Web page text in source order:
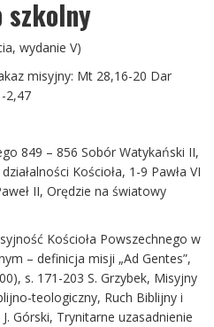
wydanie V)
misyjny: Mt 28,16-20 Dar
2,47
849 – 856 Sobór Watykański II,
Kościoła, 1-9 Pawła VI
II, Orędzie na światowy
Kościoła Powszechnego w
– definicja misji „Ad Gentes”,
s. 171-203 S. Grzybek, Misyjny
teologiczny, Ruch Biblijny i
Górski, Trynitarne uzasadnienie